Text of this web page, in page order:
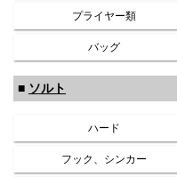
プライヤー類
バッグ
■ ソルト
ハード
フック、シンカー